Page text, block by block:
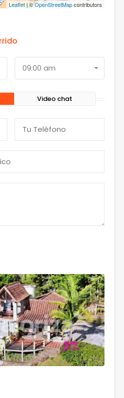
Leaflet| ©OpenStreetMapcontributors
09:00 am
Video chat